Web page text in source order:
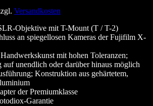
Versandkosten
Objektive mit T-Mount (T / T-2)
an spiegellosen Kameras der Fujifilm X-
mit hohen Toleranzen;
auf unendlich oder darüber hinaus möglich
Konstruktion aus gehärtetem,
der Premiumklasse
Garantie